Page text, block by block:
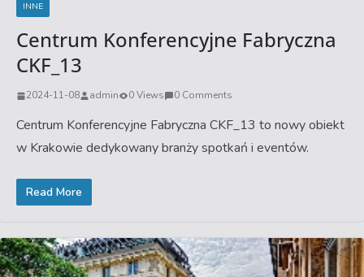
INNE
Centrum Konferencyjne Fabryczna
CKF_13
2024-11-08 admin 0 Views 0 Comments
Centrum Konferencyjne Fabryczna CKF_13 to nowy obiekt
w Krakowie dedykowany branży spotkań i eventów.
Read More